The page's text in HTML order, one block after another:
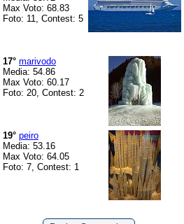
Max Voto: 68.83
Foto: 11, Contest: 5
17° marivodo
Media: 54.86
Max Voto: 60.17
Foto: 20, Contest: 2
19° peiro
Media: 53.16
Max Voto: 64.05
Foto: 7, Contest: 1